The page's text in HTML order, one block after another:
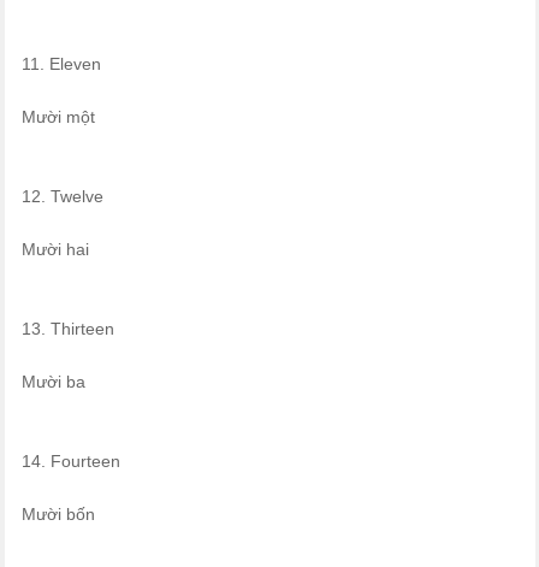
11. Eleven
Mười một
12. Twelve
Mười hai
13. Thirteen
Mười ba
14. Fourteen
Mười bốn